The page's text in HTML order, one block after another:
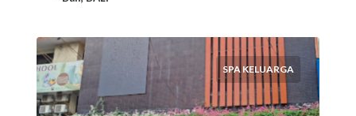
SPA KELUARGA